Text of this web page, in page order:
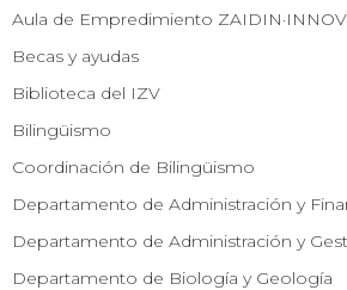
Aula de Empredimiento
Becas y ayudas
Biblioteca del IZV
Bilingüismo
Coordinación de Bilingüismo
Departamento de Administración y
Departamento de Administración y
Departamento de Biología y Geología